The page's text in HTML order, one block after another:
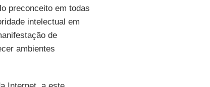
preconceito em todas
intelectual em
de
ambientes